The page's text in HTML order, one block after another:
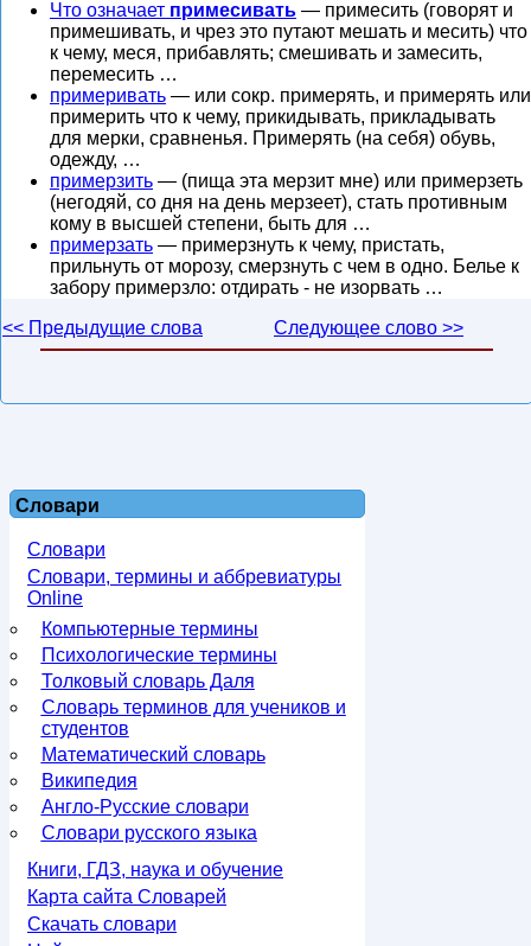
Что означает примесивать — примесить (говорят и
примешивать, и чрез это путают мешать и месить) что
к чему, меся, прибавлять; смешивать и замесить,
перемесить …
примеривать — или сокр. примерять, и примерять или
примерить что к чему, прикидывать, прикладывать
для мерки, сравненья. Примерять (на себя) обувь,
одежду, …
примерзить — (пища эта мерзит мне) или примерзеть
(негодяй, со дня на день мерзеет), стать противным
кому в высшей степени, быть для …
примерзать — примерзнуть к чему, пристать,
прильнуть от морозу, смерзнуть с чем в одно. Белье к
забору примерзло: отдирать - не изорвать …
<< Предыдущие слова
Следующее слово >>
Словари
Словари
Словари, термины и аббревиатуры
Online
Компьютерные термины
Психологические термины
Толковый словарь Даля
Словарь терминов для учеников и
студентов
Математический словарь
Википедия
Англо-Русские словари
Словари русского языка
Книги, ГДЗ, наука и обучение
Карта сайта Словарей
Скачать словари